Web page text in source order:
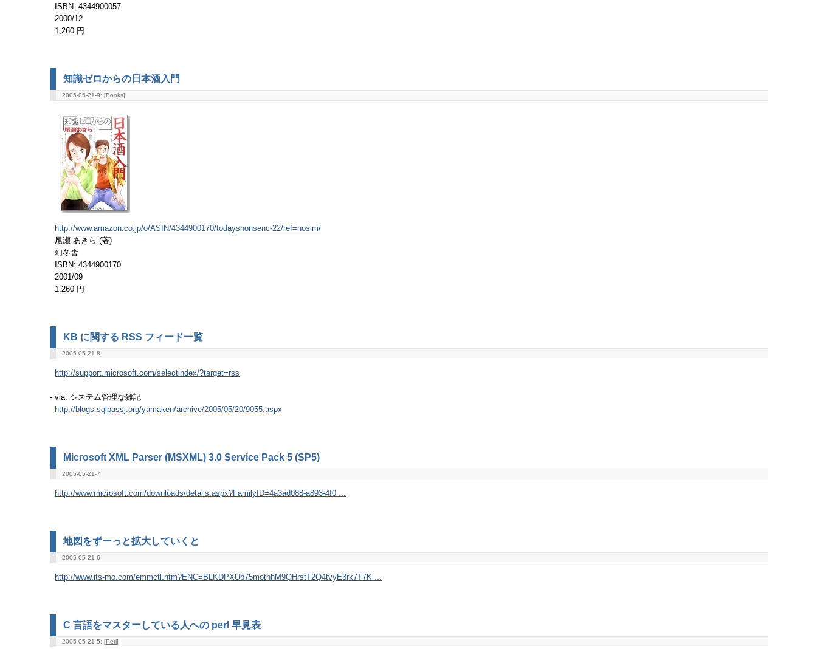
ISBN: 4344900057
2000/12
1,260 円
知識ゼロからの日本酒入門
2005-05-21-9: [Books]
http://www.amazon.co.jp/o/ASIN/4344900170/todaysnonsenc-22/ref=nosim/
尾瀬 あきら (著)
幻冬舎
ISBN: 4344900170
2001/09
1,260 円
KB に関する RSS フィード一覧
2005-05-21-8
http://support.microsoft.com/selectindex/?target=rss
- via: システム管理な雑記
http://blogs.sqlpassj.org/yamaken/archive/2005/05/20/9055.aspx
Microsoft XML Parser (MSXML) 3.0 Service Pack 5 (SP5)
2005-05-21-7
http://www.microsoft.com/downloads/details.aspx?FamilyID=4a3ad088-a893-4f0 ...
地図をずーっと拡大していくと
2005-05-21-6
http://www.its-mo.com/emmctl.htm?ENC=BLKDPXUb75motnhM9QHrstT2Q4tvyE3rk7T7K ...
C 言語をマスターしている人への perl 早見表
2005-05-21-5: [Perl]